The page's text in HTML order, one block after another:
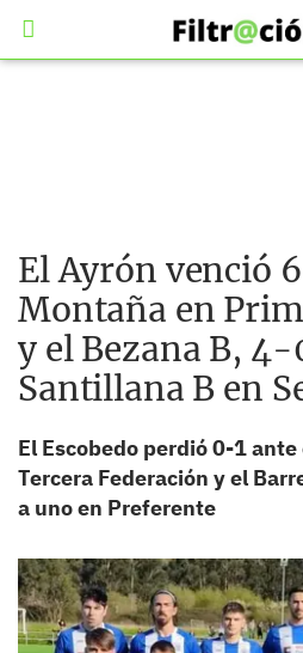
El Ayrón venció
Montaña en
y el Bezana B, 4-
Santillana B en
El Escobedo perdió 0-1
Tercera Federación y el
a uno en Preferente